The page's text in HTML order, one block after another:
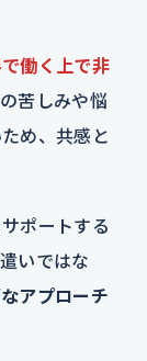
働く上で非
苦しみや悩
め、共感と
ポートする
いではな
アプローチ